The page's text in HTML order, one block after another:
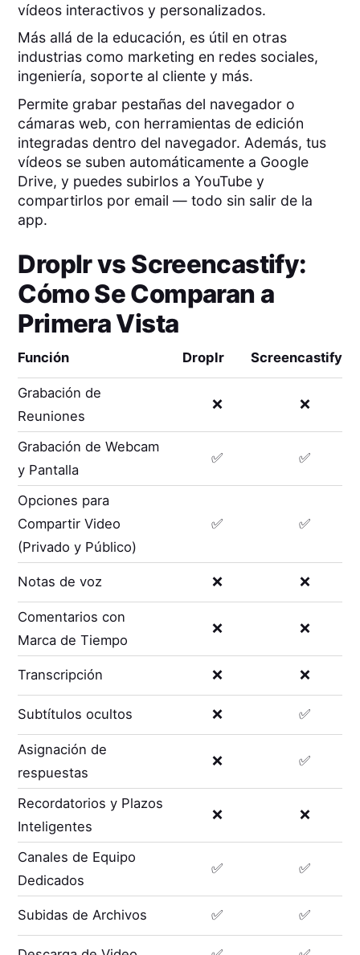
vídeos interactivos y personalizados.
Más allá de la educación, es útil en otras
industrias como marketing en redes sociales,
ingeniería, soporte al cliente y más.
Permite grabar pestañas del navegador o
cámaras web, con herramientas de edición
integradas dentro del navegador. Además, tus
vídeos se suben automáticamente a Google
Drive, y puedes subirlos a YouTube y
compartirlos por email — todo sin salir de la
app.
Droplrvs Screencastify:
Cómo Se Comparan a
Primera Vista
Función Droplr Screencastify
Grabación de
Reuniones
❌ ❌
Grabación de Webcam
y Pantalla
✅ ✅
Opciones para
Compartir Video
(Privado y Público)
✅ ✅
Notas de voz ❌ ❌
Comentarios con
Marca de Tiempo
❌ ❌
Transcripción ❌ ❌
Subtítulos ocultos ❌ ✅
Asignación de
respuestas
❌ ✅
Recordatorios y Plazos
Inteligentes
❌ ❌
Canales de Equipo
Dedicados
✅ ✅
Subidas de Archivos ✅ ✅